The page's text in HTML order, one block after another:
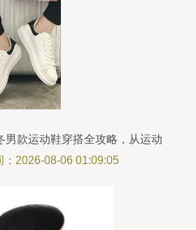
男款运动鞋穿搭全攻略，从运动
日常混搭一篇搞定
：2026-08-06 01:09:05